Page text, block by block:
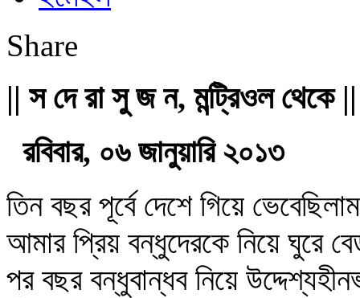
Share
|| স দে রা সু জ ন, মন্ট্রিওল থেকে ||
রবিবার, ০৬ জানুয়ারি ২০১৩
তিন বছর পূর্বে দেশে গিয়ে
আমার প্রিয় বন্ধুদেরকে নিয়ে ঘুরে
পর বছর বন্ধুবান্ধব নিয়ে